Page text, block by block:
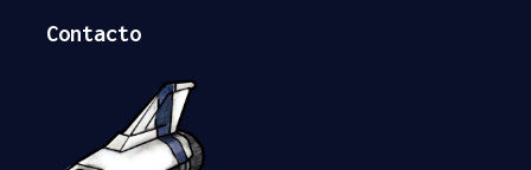
Contacto